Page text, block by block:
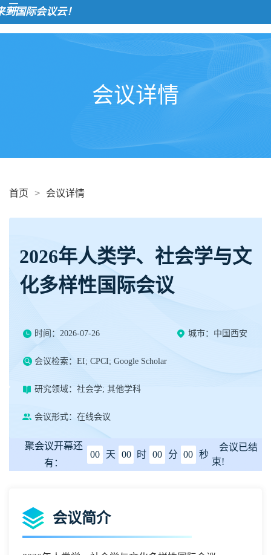
会议详情
首页 > 会议详情
2026年人类学、社会学与文
化多样性国际会议
时间：2026-07-26 城市：中国西安
会议检索：EI; CPCI; Google Scholar
研究领域：社会学; 其他学科
会议形式：在线会议
聚会议开幕还
有：
00 天 00 时 00 分 00 秒
会议已结
束!
会议简介